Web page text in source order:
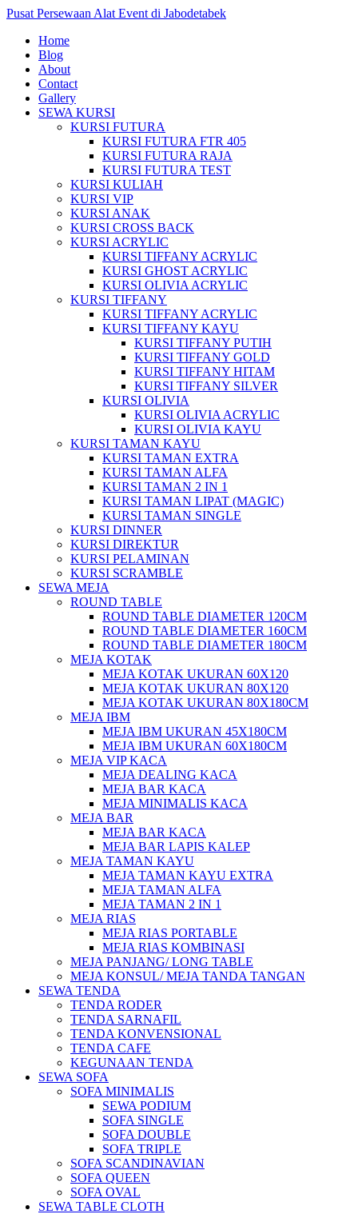
Pusat Persewaan Alat Event di Jabodetabek
Home
Blog
About
Contact
Gallery
SEWA KURSI
KURSI FUTURA
KURSI FUTURA FTR 405
KURSI FUTURA RAJA
KURSI FUTURA TEST
KURSI KULIAH
KURSI VIP
KURSI ANAK
KURSI CROSS BACK
KURSI ACRYLIC
KURSI TIFFANY ACRYLIC
KURSI GHOST ACRYLIC
KURSI OLIVIA ACRYLIC
KURSI TIFFANY
KURSI TIFFANY ACRYLIC
KURSI TIFFANY KAYU
KURSI TIFFANY PUTIH
KURSI TIFFANY GOLD
KURSI TIFFANY HITAM
KURSI TIFFANY SILVER
KURSI OLIVIA
KURSI OLIVIA ACRYLIC
KURSI OLIVIA KAYU
KURSI TAMAN KAYU
KURSI TAMAN EXTRA
KURSI TAMAN ALFA
KURSI TAMAN 2 IN 1
KURSI TAMAN LIPAT (MAGIC)
KURSI TAMAN SINGLE
KURSI DINNER
KURSI DIREKTUR
KURSI PELAMINAN
KURSI SCRAMBLE
SEWA MEJA
ROUND TABLE
ROUND TABLE DIAMETER 120CM
ROUND TABLE DIAMETER 160CM
ROUND TABLE DIAMETER 180CM
MEJA KOTAK
MEJA KOTAK UKURAN 60X120
MEJA KOTAK UKURAN 80X120
MEJA KOTAK UKURAN 80X180CM
MEJA IBM
MEJA IBM UKURAN 45X180CM
MEJA IBM UKURAN 60X180CM
MEJA VIP KACA
MEJA DEALING KACA
MEJA BAR KACA
MEJA MINIMALIS KACA
MEJA BAR
MEJA BAR KACA
MEJA BAR LAPIS KALEP
MEJA TAMAN KAYU
MEJA TAMAN KAYU EXTRA
MEJA TAMAN ALFA
MEJA TAMAN 2 IN 1
MEJA RIAS
MEJA RIAS PORTABLE
MEJA RIAS KOMBINASI
MEJA PANJANG/ LONG TABLE
MEJA KONSUL/ MEJA TANDA TANGAN
SEWA TENDA
TENDA RODER
TENDA SARNAFIL
TENDA KONVENSIONAL
TENDA CAFE
KEGUNAAN TENDA
SEWA SOFA
SOFA MINIMALIS
SEWA PODIUM
SOFA SINGLE
SOFA DOUBLE
SOFA TRIPLE
SOFA SCANDINAVIAN
SOFA QUEEN
SOFA OVAL
SEWA TABLE CLOTH